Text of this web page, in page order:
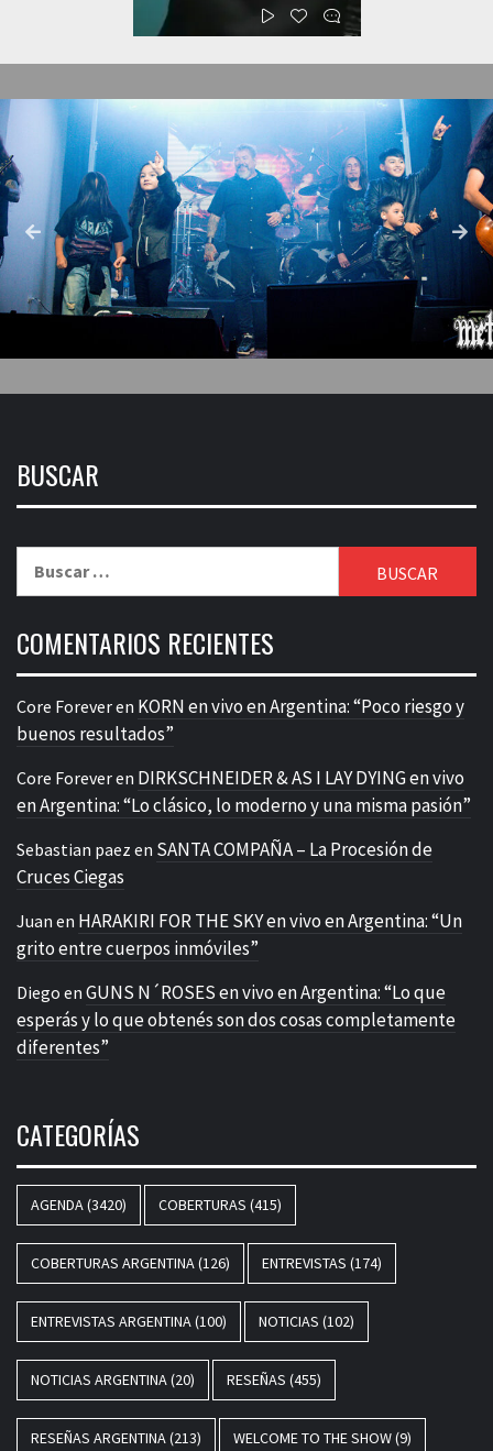
BUSCAR
COMENTARIOS RECIENTES
Core Foreveren KORN en vivo en Argentina: “Poco riesgo y
buenos resultados”
Core Foreveren DIRKSCHNEIDER & AS I LAY DYING en vivo
en Argentina: “Lo clásico, lo moderno y una misma pasión”
Sebastian paez en SANTA COMPAÑA – La Procesión de
Cruces Ciegas
Juan en HARAKIRI FOR THE SKY en vivo en Argentina: “Un
grito entre cuerpos inmóviles”
Diego en GUNS N´ROSES en vivo en Argentina: “Lo que
esperás y lo que obtenés son dos cosas completamente
diferentes”
CATEGORÍAS
AGENDA(3420) COBERTURAS (415)
COBERTURAS ARGENTINA(126) ENTREVISTAS (174)
ENTREVISTAS ARGENTINA(100) NOTICIAS (102)
NOTICIAS ARGENTINA(20) RESEÑAS (455)
RESEÑAS ARGENTINA(213) WELCOME TO THE SHOW(9)